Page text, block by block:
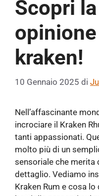
Scopri
kraken!
10 Gennaio 2025 di
Nell’affascinante
incrociare il Kraken
tanti appassionati.
molto più di un
sensoriale che merita
dettaglio. Vediamo
Kraken Rum e cosa